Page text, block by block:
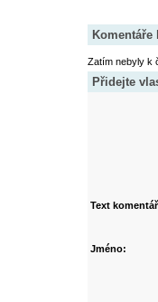
Komentáře
Zatím nebyly k
Přidejte
Text
Jméno: